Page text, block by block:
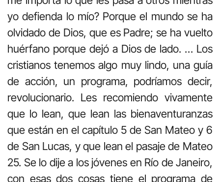
yo defienda lo mío? Porque el mundo se ha
olvidado de Dios, que es Padre; se ha vuelto
huérfano porque dejó a Dios de lado. … Los
cristianos tenemos algo muy lindo, una guía
de acción, un programa, podríamos decir,
revolucionario. Les recomiendo vivamente
que lo lean, que lean las bienaventuranzas
que están en el capítulo 5 de San Mateo y 6
de San Lucas, y que lean el pasaje de Mateo
25. Se lo dije a los jóvenes en Río de Janeiro,
con esas dos cosas tiene el programa de